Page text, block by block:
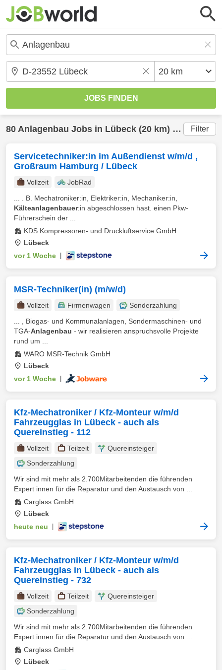
80 Anlagenbau Jobs in Lübeck (20 km) gefunden Filter
Servicetechniker:in im Außendienst w/m/d ,
Großraum Hamburg / Lübeck
Vollzeit
JobRad
... . B. Mechatroniker:in, Elektriker:in, Mechaniker:in,
Kälteanlagenbauer:in abgeschlossen hast. einen Pkw-
Führerschein der ...
KDS Kompressoren- und Druckluftservice GmbH
Lübeck
vor 1 Woche
MSR-Techniker(in) (m/w/d)
Vollzeit Firmenwagen
Sonderzahlung
... , Biogas- und Kommunalanlagen, Sondermaschinen- und
TGA-Anlagenbau - wir realisieren anspruchsvolle Projekte
rund um ...
WARO MSR-Technik GmbH
Lübeck
vor 1 Woche
Kfz-Mechatroniker / Kfz-Monteur w/m/d
Fahrzeugglas in Lübeck - auch als
Quereinstieg - 112
Vollzeit Teilzeit
Quereinsteiger
Sonderzahlung
Wir sind mit mehr als 2.700Mitarbeitenden die führenden
Expert innen für die Reparatur und den Austausch von ...
Carglass GmbH
Lübeck
heute neu
Kfz-Mechatroniker / Kfz-Monteur w/m/d
Fahrzeugglas in Lübeck - auch als
Quereinstieg - 732
Vollzeit Teilzeit
Quereinsteiger
Sonderzahlung
Wir sind mit mehr als 2.700Mitarbeitenden die führenden
Expert innen für die Reparatur und den Austausch von ...
Carglass GmbH
Lübeck